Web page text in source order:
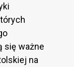
się ważne
na